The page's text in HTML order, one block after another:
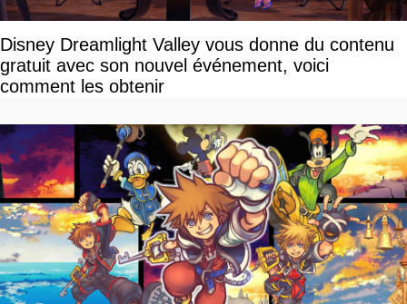
Disney Dreamlight Valley vous donne du contenu
gratuit avec son nouvel événement, voici
comment les obtenir